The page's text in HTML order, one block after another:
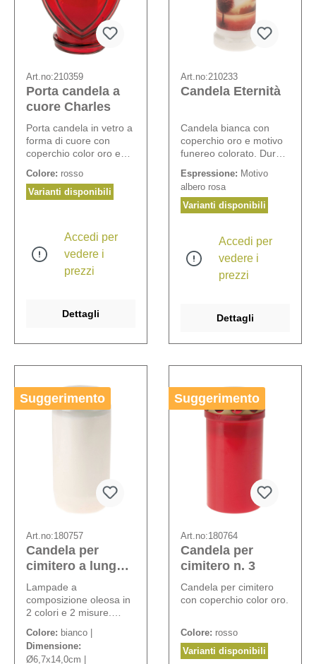
Art.no:210359
Porta candela a
cuore Charles
Porta candela in vetro a
forma di cuore con
coperchio color oro e
Ricarica N° 210259.
Colore: rosso
Varianti disponibili
Accedi per
vedere i
prezzi
Dettagli
Art.no:210233
Candela Eternità
Candela bianca con
coperchio oro e motivo
funereo colorato. Durata
Espressione: Motivo
albero rosa
Varianti disponibili
Accedi per
vedere i
prezzi
Dettagli
Suggerimento
Art.no:180757
Candela per
cimitero a lunga
durata
Lampade a
composizione oleosa in
2 colori e 2 misure.
ininterrottamente anche
a temperature inferiori a
Colore: bianco |
Dimensione:
Ø6,7x14,0cm |
Suggerimento
Art.no:180764
Candela per
cimitero n. 3
Candela per cimitero
con coperchio color oro.
Colore: rosso
Varianti disponibili